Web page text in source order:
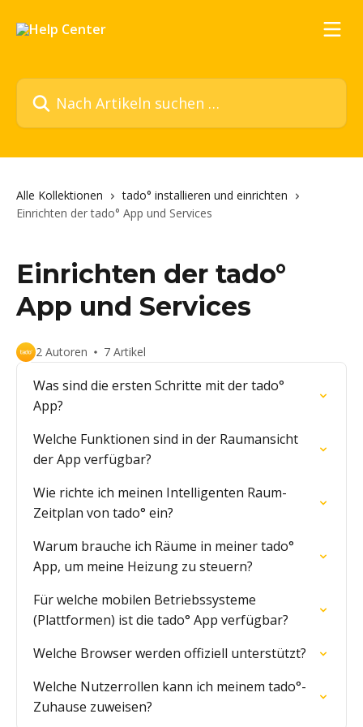
Nach Artikeln suchen …
Alle Kollektionen
tado° installieren und einrichten
Einrichten der tado° App und Services
Einrichten der tado°
App und Services
2 Autoren 7 Artikel
Was sind die ersten Schritte mit der tado°
App?
Welche Funktionen sind in der Raumansicht
der App verfügbar?
Wie richte ich meinen Intelligenten Raum-
Zeitplan von tado° ein?
Warum brauche ich Räume in meiner tado°
App, um meine Heizung zu steuern?
Für welche mobilen Betriebssysteme
(Plattformen) ist die tado° App verfügbar?
Welche Browser werden offiziell unterstützt?
Welche Nutzerrollen kann ich meinem tado°-
Zuhause zuweisen?